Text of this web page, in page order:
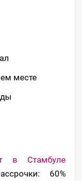
месте
в Стамбуле
60%